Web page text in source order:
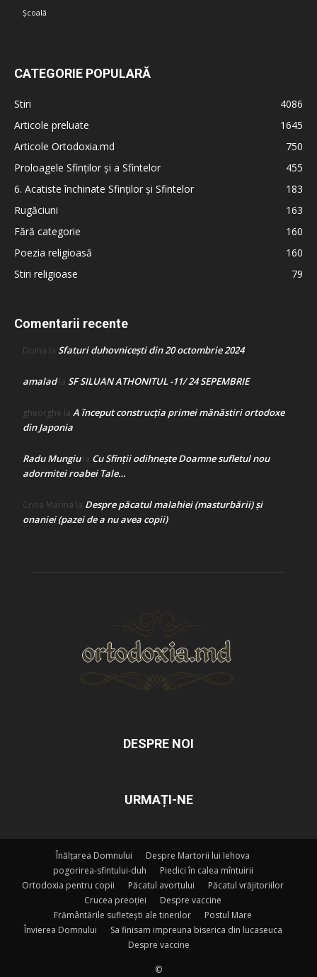
Școală
CATEGORIE POPULARĂ
Stiri
4086
Articole preluate
1645
Articole Ortodoxia.md
750
Proloagele Sfinților și a Sfintelor
455
6. Acatiste închinate Sfinților și Sfintelor
183
Rugăciuni
163
Fără categorie
160
Poezia religioasă
160
Stiri religioase
79
Comentarii recente
Doina la Sfaturi duhovnicești din 20 octombrie 2024
amaladla SF SILUAN ATHONITUL -11/ 24 SEPEMBRIE
gheorghe la A început construcţia primei mănăstiri ortodoxe
din Japonia
Radu Mungiula Cu Sfinții odihnește Doamne sufletul nou
adormitei roabei Tale…
Crina Marina la Despre păcatul malahiei (masturbării) şi
onaniei (pazei de a nu avea copii)
DESPRE NOI
URMAȚI-NE
Înălțarea Domnului
Despre Martorii lui Iehova
pogorirea-sfintului-duh
Piedici în calea mîntuirii
Ortodoxia pentru copii
Păcatul avortului
Păcatul vrăjitoriilor
Crucea preoției
Despre vaccine
Frământările sufletești ale tinerilor
Postul Mare
Învierea Domnului
Sa finisam impreuna biserica din lucaseuca
Despre vaccine
©